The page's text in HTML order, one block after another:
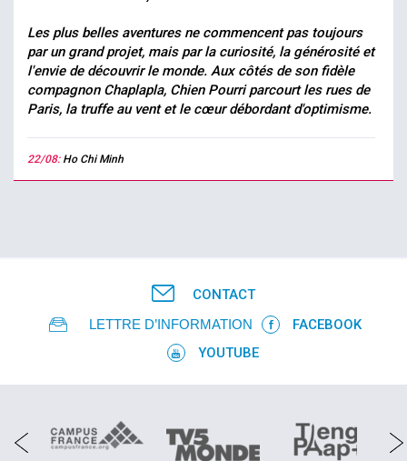
Les plus belles aventures ne commencent pas toujours
par un grand projet, mais par la curiosité, la générosité et
l'envie de découvrir le monde. Aux côtés de son fidèle
compagnon Chaplapla, Chien Pourri parcourt les rues de
Paris, la truffe au vent et le cœur débordant d'optimisme.
22/08: Ho Chi Minh
CONTACT
LETTRE D’INFORMATION
FACEBOOK
YOUTUBE